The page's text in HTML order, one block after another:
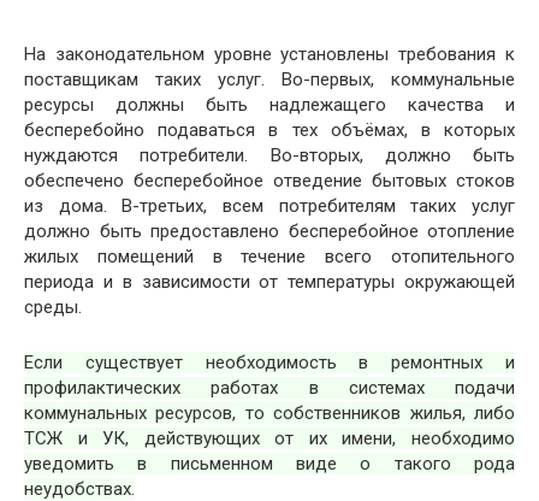
На законодательном уровне установлены требования к
поставщикам таких услуг. Во-первых, коммунальные
ресурсы должны быть надлежащего качества и
бесперебойно подаваться в тех объёмах, в которых
нуждаются потребители. Во-вторых, должно быть
обеспечено бесперебойное отведение бытовых стоков
из дома. В-третьих, всем потребителям таких услуг
должно быть предоставлено бесперебойное отопление
жилых помещений в течение всего отопительного
периода и в зависимости от температуры окружающей
среды.
Если существует необходимость в ремонтных и
профилактических работах в системах подачи
коммунальных ресурсов, то собственников жилья, либо
ТСЖ и УК, действующих от их имени, необходимо
уведомить в письменном виде о такого рода
неудобствах.